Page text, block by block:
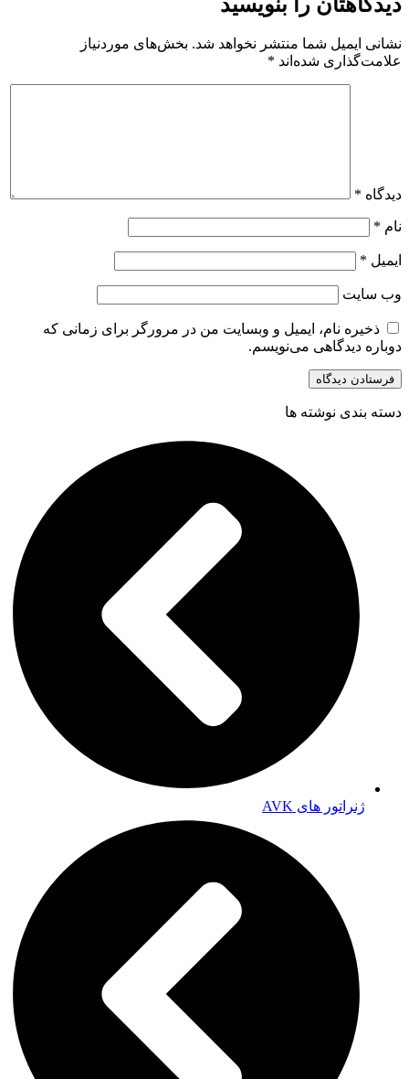
نشانی ایمیل شما منتشر نخواهد شد. بخش‌های موردنیاز
علامت‌گذاری شده‌اند *
دیدگاه *
نام *
ایمیل *
وب‌ سایت
ذخیره نام، ایمیل و وبسایت من در مرورگر برای زمانی که
دوباره دیدگاهی می‌نویسم.
دسته بندی نوشته ها
ژنراتور های AVK